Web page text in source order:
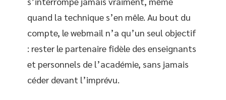
quand la technique s’en mêle. Au bout du
compte, le webmail n’a qu’un seul objectif
: rester le partenaire fidèle des enseignants
et personnels de l’académie, sans jamais
céder devant l’imprévu.